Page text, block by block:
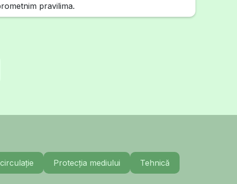
pravilima.
Protecția mediului Tehnică